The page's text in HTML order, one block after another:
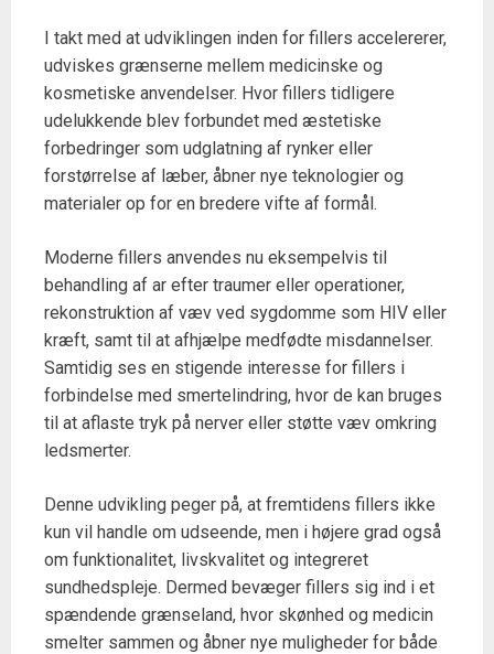
I takt med at udviklingen inden for fillers accelererer,
udviskes grænserne mellem medicinske og
kosmetiske anvendelser. Hvor fillers tidligere
udelukkende blev forbundet med æstetiske
forbedringer som udglatning af rynker eller
forstørrelse af læber, åbner nye teknologier og
materialer op for en bredere vifte af formål.
Moderne fillers anvendes nu eksempelvis til
behandling af ar efter traumer eller operationer,
rekonstruktion af væv ved sygdomme som HIV eller
kræft, samt til at afhjælpe medfødte misdannelser.
Samtidig ses en stigende interesse for fillers i
forbindelse med smertelindring, hvor de kan bruges
til at aflaste tryk på nerver eller støtte væv omkring
ledsmerter.
Denne udvikling peger på, at fremtidens fillers ikke
kun vil handle om udseende, men i højere grad også
om funktionalitet, livskvalitet og integreret
sundhedspleje. Dermed bevæger fillers sig ind i et
spændende grænseland, hvor skønhed og medicin
smelter sammen og åbner nye muligheder for både